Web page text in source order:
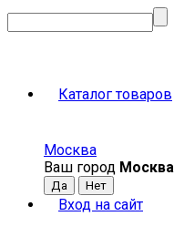
Каталог товаров
Москва
Ваш город Москва
Вход на сайт